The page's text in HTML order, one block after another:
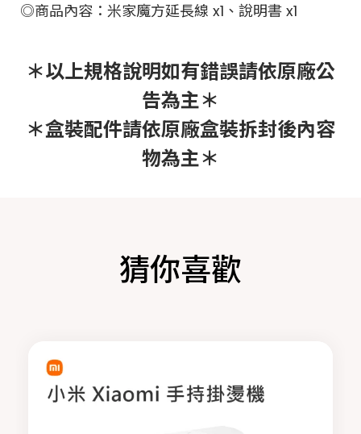
◎商品內容：米家魔方延長線 x1、說明書 x1
＊以上規格說明如有錯誤請依原廠公
告為主＊
＊盒裝配件請依原廠盒裝拆封後內容
物為主＊
猜你喜歡